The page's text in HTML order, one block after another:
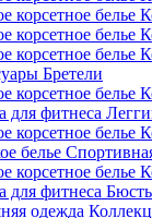
корсетное белье
корсетное белье
корсетное белье
Бретели
корсетное белье
для фитнеса
корсетное белье
белье
корсетное белье
для фитнеса
одежда